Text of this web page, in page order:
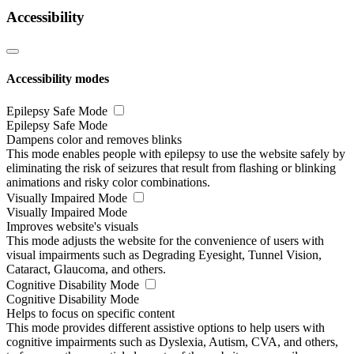
Accessibility
Accessibility modes
Epilepsy Safe Mode
Epilepsy Safe Mode
Dampens color and removes blinks
This mode enables people with epilepsy to use the website safely by
eliminating the risk of seizures that result from flashing or blinking
animations and risky color combinations.
Visually Impaired Mode
Visually Impaired Mode
Improves website's visuals
This mode adjusts the website for the convenience of users with
visual impairments such as Degrading Eyesight, Tunnel Vision,
Cataract, Glaucoma, and others.
Cognitive Disability Mode
Cognitive Disability Mode
Helps to focus on specific content
This mode provides different assistive options to help users with
cognitive impairments such as Dyslexia, Autism, CVA, and others,